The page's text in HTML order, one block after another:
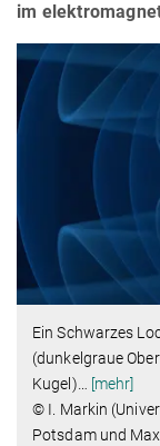
im
Ein Schwarzes
(dunkelgraue
Kugel)… [mehr]
© I. Markin
Potsdam und